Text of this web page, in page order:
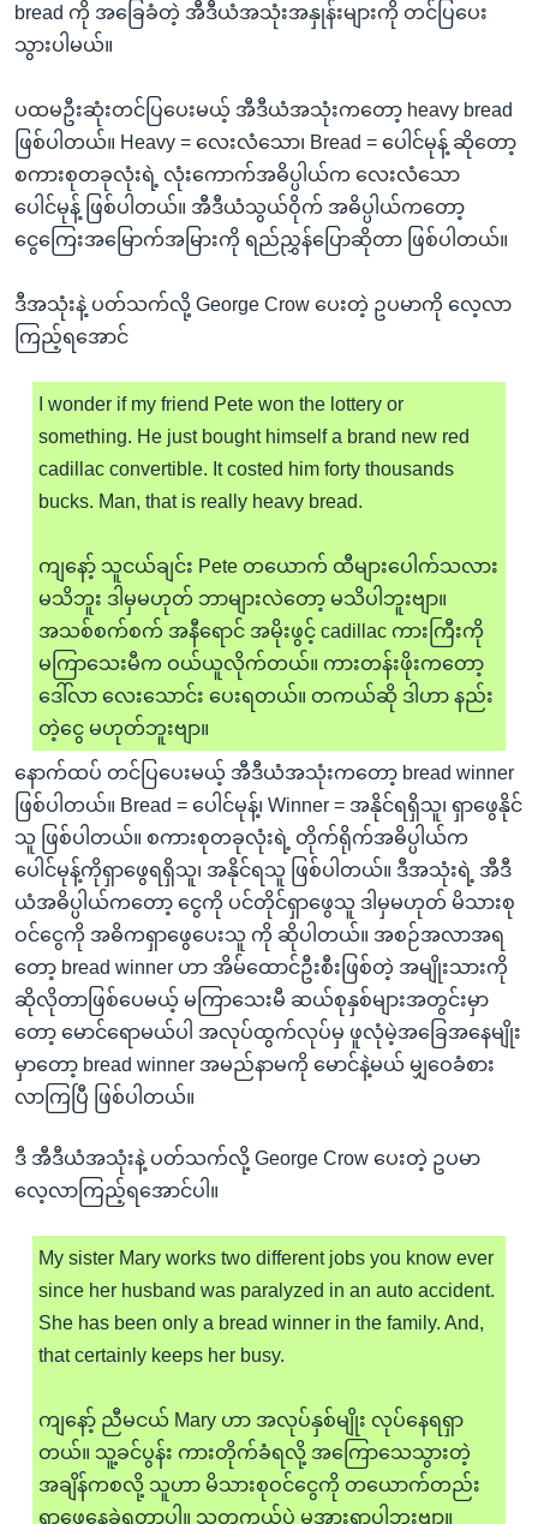
bread ကို အခြေခံတဲ့ အီဒီယံအသုံးအနှုန်းများကို တင်ပြပေး
သွားပါမယ်။
ပထမဦးဆုံးတင်ပြပေးမယ့် အီဒီယံအသုံးကတော့ heavy bread
ဖြစ်ပါတယ်။ Heavy = လေးလံသော၊ Bread = ပေါင်မုန့် ဆိုတော့
စကားစုတခုလုံးရဲ့ လုံးကောက်အဓိပ္ပါယ်က လေးလံသော
ပေါင်မုန့် ဖြစ်ပါတယ်။ အီဒီယံသွယ်ဝိုက် အဓိပ္ပါယ်ကတော့
ငွေကြေးအမြောက်အမြားကို ရည်ညွှန်ပြောဆိုတာ ဖြစ်ပါတယ်။
ဒီအသုံးနဲ့ ပတ်သက်လို့ George Crow ပေးတဲ့ ဥပမာကို လေ့လာ
ကြည့်ရအောင်
I wonder if my friend Pete won the lottery or
something. He just bought himself a brand new red
cadillac convertible. It costed him forty thousands
bucks. Man, that is really heavy bread.
ကျနော့် သူငယ်ချင်း Pete တယောက် ထီများပေါက်သလား
မသိဘူး ဒါမှမဟုတ် ဘာများလဲတော့ မသိပါဘူးဗျာ။
အသစ်စက်စက် အနီရောင် အမိုးဖွင့် cadillac ကားကြီးကို
မကြာသေးမီက ဝယ်ယူလိုက်တယ်။ ကားတန်းဖိုးကတော့
ဒေါ်လာ လေးသောင်း ပေးရတယ်။ တကယ်ဆို ဒါဟာ နည်း
တဲ့ငွေ မဟုတ်ဘူးဗျာ။
နောက်ထပ် တင်ပြပေးမယ့် အီဒီယံအသုံးကတော့ bread winner
ဖြစ်ပါတယ်။ Bread = ပေါင်မုန့်၊ Winner = အနိုင်ရရှိသူ၊ ရှာဖွေနိုင်
သူ ဖြစ်ပါတယ်။ စကားစုတခုလုံးရဲ့ တိုက်ရိုက်အဓိပ္ပါယ်က
ပေါင်မုန့်ကိုရှာဖွေရရှိသူ၊ အနိုင်ရသူ ဖြစ်ပါတယ်။ ဒီအသုံးရဲ့ အီဒီ
ယံအဓိပ္ပါယ်ကတော့ ငွေကို ပင်တိုင်ရှာဖွေသူ ဒါမှမဟုတ် မိသားစု
ဝင်ငွေကို အဓိကရှာဖွေပေးသူ ကို ဆိုပါတယ်။ အစဉ်အလာအရ
တော့ bread winner ဟာ အိမ်ထောင်ဦးစီးဖြစ်တဲ့ အမျိုးသားကို
ဆိုလိုတာဖြစ်ပေမယ့် မကြာသေးမီ ဆယ်စုနှစ်များအတွင်းမှာ
တော့ မောင်ရောမယ်ပါ အလုပ်ထွက်လုပ်မှ ဖူလုံမဲ့အခြေအနေမျိုး
မှာတော့ bread winner အမည်နာမကို မောင်နဲ့မယ် မျှဝေခံစား
လာကြပြီ ဖြစ်ပါတယ်။
ဒီ အီဒီယံအသုံးနဲ့ ပတ်သက်လို့ George Crow ပေးတဲ့ ဥပမာ
လေ့လာကြည့်ရအောင်ပါ။
My sister Mary works two different jobs you know ever
since her husband was paralyzed in an auto accident.
She has been only a bread winner in the family. And,
that certainly keeps her busy.
ကျနော့် ညီမငယ် Mary ဟာ အလုပ်နှစ်မျိုး လုပ်နေရရှာ
တယ်။ သူ့ခင်ပွန်း ကားတိုက်ခံရလို့ အကြောသေသွားတဲ့
အချိန်ကစလို့ သူဟာ မိသားစုဝင်ငွေကို တယောက်တည်း
ရှာဖွေနေခဲ့ရတာပါ။ သူတကယ်ပဲ မအားရှာပါဘူးဗျာ။